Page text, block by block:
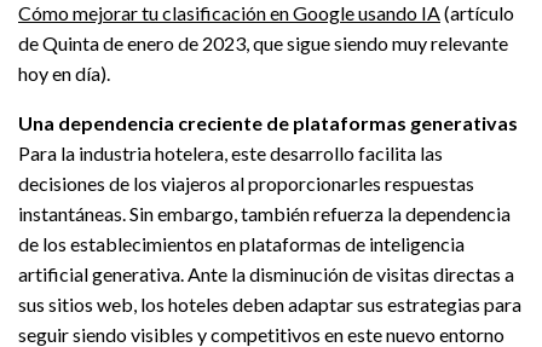
Cómo mejorar tu clasificación en Google usando IA(artículo
de Quinta de enero de 2023, que sigue siendo muy relevante
hoy en día).
Una dependencia creciente de plataformas generativas
Para la industria hotelera, este desarrollo facilita las
decisiones de los viajeros al proporcionarles respuestas
instantáneas. Sin embargo, también refuerza la dependencia
de los establecimientos en plataformas de inteligencia
artificial generativa. Ante la disminución de visitas directas a
sus sitios web, los hoteles deben adaptar sus estrategias para
seguir siendo visibles y competitivos en este nuevo entorno